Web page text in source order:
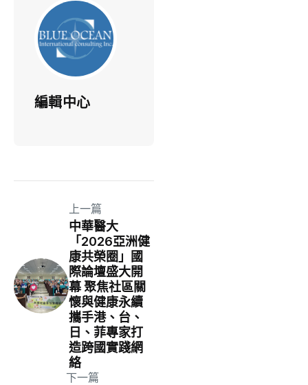
編輯中心
上一篇
中華醫大
「2026亞洲健
康共榮圈」國
際論壇盛大開
幕 聚焦社區關
懷與健康永續
攜手港、台、
日、菲專家打
造跨國實踐網
絡
下一篇